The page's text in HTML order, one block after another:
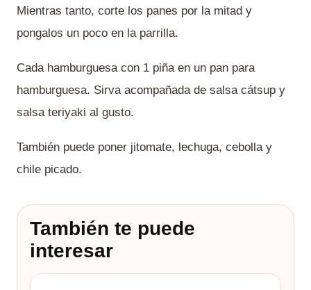
Mientras tanto, corte los panes por la mitad y
pongalos un poco en la parrilla.
Cada hamburguesa con 1 piña en un pan para
hamburguesa. Sirva acompañada de salsa cátsup y
salsa teriyaki al gusto.
También puede poner jitomate, lechuga, cebolla y
chile picado.
También te puede
interesar